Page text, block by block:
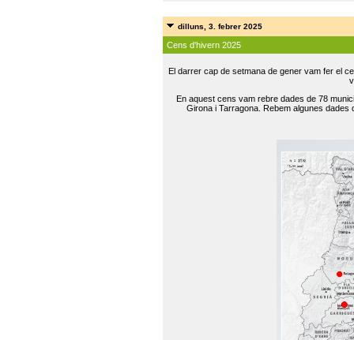
dilluns, 3. febrer 2025
Cens d'hivern 2025
El darrer cap de setmana de gener vam fer el
En aquest cens vam rebre dades de 78
Girona i Tarragona. Rebem algunes